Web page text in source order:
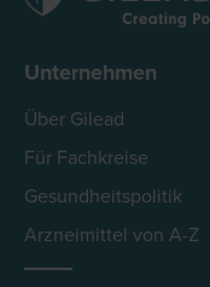
Unternehmen
Über Gilead
Für Fachkreise
Gesundheitspolitik
Arzneimittel von A-Z